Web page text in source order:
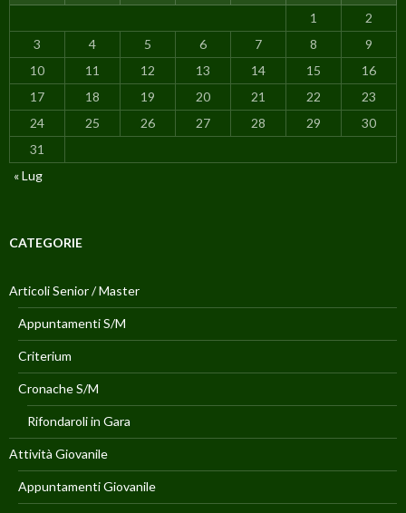
1
2
3
4 5 6 7 8
9
10
11 12 13 14 15
16
17
18 19 20 21 22
23
24
25 26 27 28 29
30
31
« Lug
CATEGORIE
Articoli Senior / Master
Appuntamenti S/M
Criterium
Cronache S/M
Rifondaroli in Gara
Attività Giovanile
Appuntamenti Giovanile